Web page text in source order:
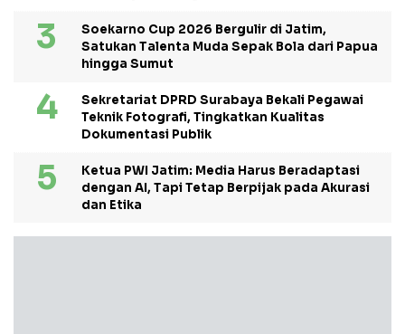
Soekarno Cup 2026 Bergulir di Jatim,
Satukan Talenta Muda Sepak Bola dari Papua
hingga Sumut
Sekretariat DPRD Surabaya Bekali Pegawai
Teknik Fotografi, Tingkatkan Kualitas
Dokumentasi Publik
Ketua PWI Jatim: Media Harus Beradaptasi
dengan AI, Tapi Tetap Berpijak pada Akurasi
dan Etika